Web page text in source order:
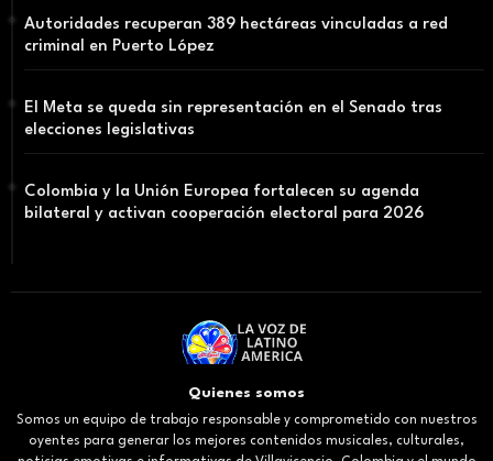
Autoridades recuperan 389 hectáreas vinculadas a red
criminal en Puerto López
El Meta se queda sin representación en el Senado tras
elecciones legislativas
Colombia y la Unión Europea fortalecen su agenda
bilateral y activan cooperación electoral para 2026
Quienes somos
Somos un equipo de trabajo responsable y comprometido con nuestros
oyentes para generar los mejores contenidos musicales, culturales,